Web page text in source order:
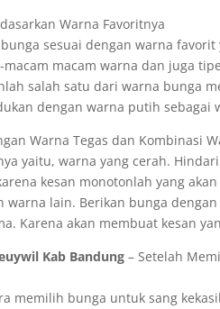
Warna Favoritnya
sesuai dengan warna
macam warna dan juga
salah satu dari warna bunga
dengan warna putih sebagai
Warna Tegas dan Kombinasi
yaitu, warna yang cerah.
kesan monotonlah yang
warna lain. Berikan bunga
Karena akan membuat kesan
Kab Bandung – Setelah
memilih bunga untuk sang